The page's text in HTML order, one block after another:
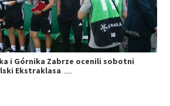
i Górnika Zabrze ocenili sobotni
Ekstraklasa